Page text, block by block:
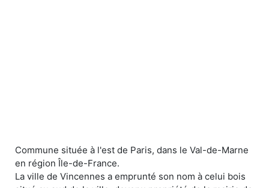
Commune située à l'est de Paris, dans le Val-de-Marne
en région Île-de-France.
La ville de Vincennes a emprunté son nom à celui bois